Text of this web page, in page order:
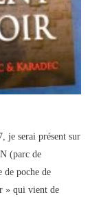
je serai présent sur
(parc de
poche de
» qui vient de